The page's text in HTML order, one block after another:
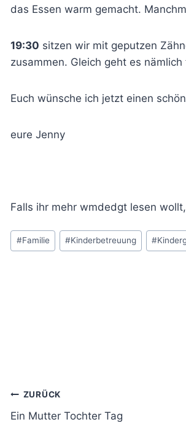
das Essen warm gemacht.
19:30 sitzen wir mit geputzen
zusammen. Gleich geht es
Euch wünsche ich jetzt einen
eure Jenny
Falls ihr mehr wmdedgt lesen
#Familie #Kinderbetreuung #
ZURÜCK
Ein Mutter Tochter Tag